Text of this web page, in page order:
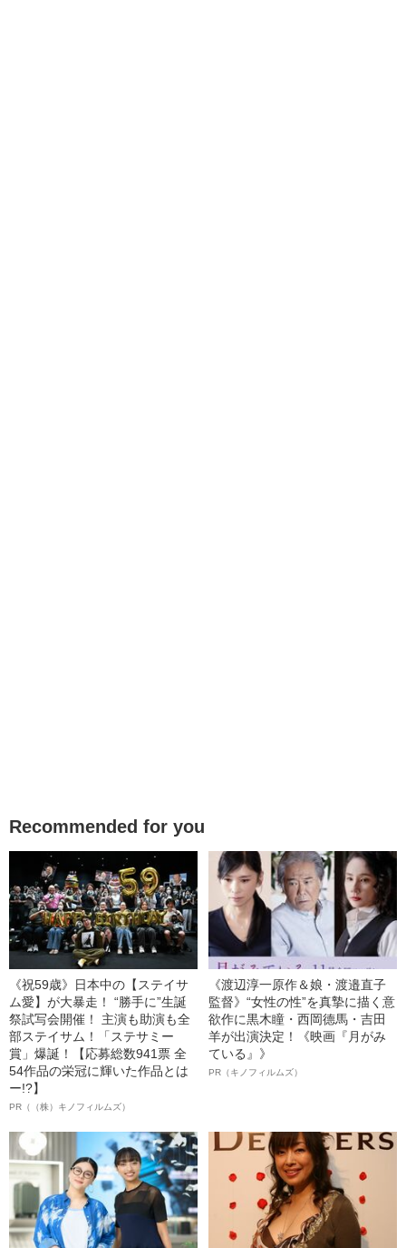
Recommended for you
《祝59歳》日本中の【ステイサ
ム愛】が大暴走！ “勝手に”生誕
祭試写会開催！ 主演も助演も全
部ステイサム！「ステサミー
賞」爆誕！【応募総数941票 全
54作品の栄冠に輝いた作品とは
ー!?】
PR（（株）キノフィルムズ）
《渡辺淳一原作＆娘・渡邉直子
監督》“女性の性”を真摯に描く意
欲作に黒木瞳・西岡德馬・吉田
羊が出演決定！《映画『月がみ
ている』》
PR（キノフィルムズ）